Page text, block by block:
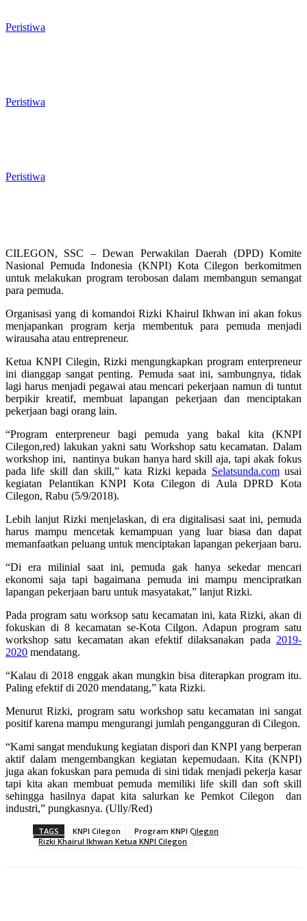
Peristiwa
Peristiwa
Peristiwa
CILEGON, SSC – Dewan Perwakilan Daerah (DPD) Komite
Nasional Pemuda Indonesia (KNPI) Kota Cilegon berkomitmen
untuk melakukan program terobosan dalam membangun semangat
para pemuda.
Organisasi yang di komandoi Rizki Khairul Ikhwan ini akan fokus
menjapankan program kerja membentuk para pemuda menjadi
wirausaha atau entrepreneur.
Ketua KNPI Cilegin, Rizki mengungkapkan program enterpreneur
ini dianggap sangat penting. Pemuda saat ini, sambungnya, tidak
lagi harus menjadi pegawai atau mencari pekerjaan namun di tuntut
berpikir kreatif, membuat lapangan pekerjaan dan menciptakan
pekerjaan bagi orang lain.
“Program enterpreneur bagi pemuda yang bakal kita (KNPI
Cilegon,red) lakukan yakni satu Workshop satu kecamatan. Dalam
workshop ini, nantinya bukan hanya hard skill aja, tapi akak fokus
pada life skill dan skill,” kata Rizki kepada Selatsunda.comusai
kegiatan Pelantikan KNPI Kota Cilegon di Aula DPRD Kota
Cilegon, Rabu (5/9/2018).
Lebih lanjut Rizki menjelaskan, di era digitalisasi saat ini, pemuda
harus mampu mencetak kemampuan yang luar biasa dan dapat
memanfaatkan peluang untuk menciptakan lapangan pekerjaan baru.
“Di era milinial saat ini, pemuda gak hanya sekedar mencari
ekonomi saja tapi bagaimana pemuda ini mampu mencipratkan
lapangan pekerjaan baru untuk masyatakat,” lanjut Rizki.
Pada program satu worksop satu kecamatan ini, kata Rizki, akan di
fokuskan di 8 kecamatan se-Kota Cilgon. Adapun program satu
workshop satu kecamatan akan efektif dilaksanakan pada 2019-
2020 mendatang.
“Kalau di 2018 enggak akan mungkin bisa diterapkan program itu.
Paling efektif di 2020 mendatang,” kata Rizki.
Menurut Rizki, program satu workshop satu kecamatan ini sangat
positif karena mampu mengurangi jumlah pengangguran di Cilegon.
“Kami sangat mendukung kegiatan dispori dan KNPI yang berperan
aktif dalam mengembangkan kegiatan kepemudaan. Kita (KNPI)
juga akan fokuskan para pemuda di sini tidak menjadi pekerja kasar
tapi kita akan membuat pemuda memiliki life skill dan soft skill
sehingga hasilnya dapat kita salurkan ke Pemkot Cilegon dan
industri,” pungkasnya. (Ully/Red)
TAGS KNPI Cilegon
Program KNPI Cilegon
Rizki Khairul Ikhwan Ketua KNPI Cilegon